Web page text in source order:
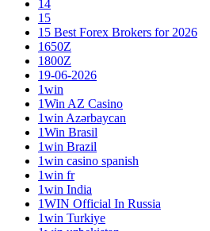
14
15
15 Best Forex Brokers for 2026
1650Z
1800Z
19-06-2026
1win
1Win AZ Casino
1win Azərbaycan
1Win Brasil
1win Brazil
1win casino spanish
1win fr
1win India
1WIN Official In Russia
1win Turkiye